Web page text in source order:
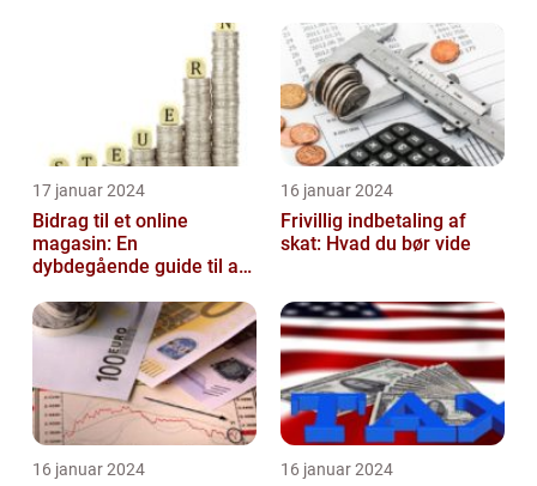
17 januar 2024
Bidrag til et online
magasin: En
dybdegående guide til at
denne vigtige praksis...
16 januar 2024
Frivillig indbetaling af
skat: Hvad du bør vide
16 januar 2024 16 januar 2024